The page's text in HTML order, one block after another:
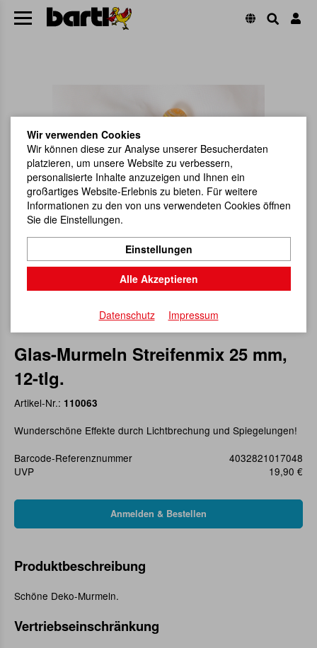
Glas-Murmeln Streifenmix 25 mm,
12-tlg.
Artikel-Nr.: 110063
Wunderschöne Effekte durch Lichtbrechung und Spiegelungen!
Barcode-Referenznummer
4032821017048
UVP
19,90 €
Produktbeschreibung
Schöne Deko-Murmeln.
Vertriebseinschränkung
Wir verwenden Cookies
Wir können diese zur Analyse unserer Besucherdaten
platzieren, um unsere Website zu verbessern,
personalisierte Inhalte anzuzeigen und Ihnen ein
großartiges Website-Erlebnis zu bieten. Für weitere
Informationen zu den von uns verwendeten Cookies öffnen
Sie die Einstellungen.
Einstellungen
Alle Akzeptieren
Datenschutz Impressum